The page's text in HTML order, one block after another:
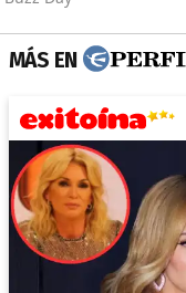
MÁS EN